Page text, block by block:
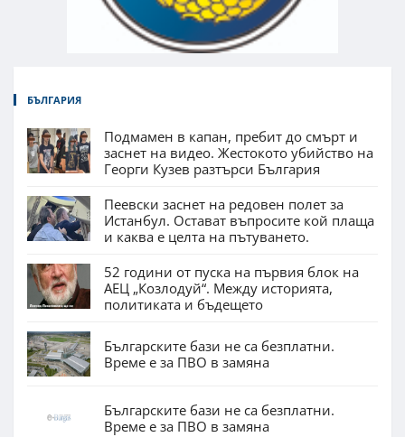
БЪЛГАРИЯ
Подмамен в капан, пребит до смърт и
заснет на видео. Жестокото убийство на
Георги Кузев разтърси България
Пеевски заснет на редовен полет за
Истанбул. Остават въпросите кой плаща
и каква е целта на пътуването.
52 години от пуска на първия блок на
АЕЦ „Козлодуй“. Между историята,
политиката и бъдещето
Българските бази не са безплатни.
Време е за ПВО в замяна
Българските бази не са безплатни.
Време е за ПВО в замяна